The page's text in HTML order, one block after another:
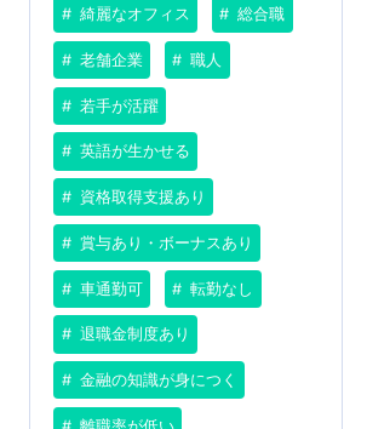
綺麗なオフィス 総合職
老舗企業 職人
若手が活躍
英語が生かせる
資格取得支援あり
賞与あり・ボーナスあり
車通勤可 転勤なし
退職金制度あり
金融の知識が身につく